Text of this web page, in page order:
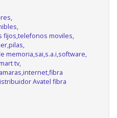
fijos,telefonos moviles,
memoria,sai,s.a.i,software,
tv,
Avatel fibra